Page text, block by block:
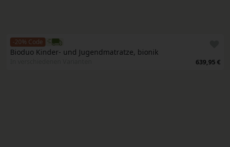
-20% Code
Bioduo Kinder- und Jugendmatratze, bionik
639,95 €